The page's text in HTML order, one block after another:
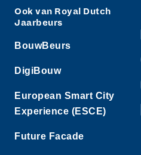
Ook van Royal Dutch
Jaarbeurs
BouwBeurs
DigiBouw
European Smart City
Experience (ESCE)
Future Facade